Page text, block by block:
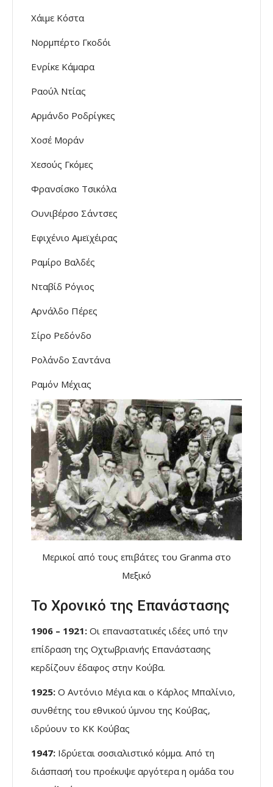
Χάιμε Κόστα
Νορμπέρτο Γκοδόι
Ενρίκε Κάμαρα
Ραούλ Ντίας
Αρμάνδο Ροδρίγκες
Χοσέ Μοράν
Χεσούς Γκόμες
Φρανσίσκο Τσικόλα
Ουνιβέρσο Σάντσες
Εφιχένιο Αμεϊχέιρας
Ραμίρο Βαλδές
Νταβίδ Ρόγιος
Αρνάλδο Πέρες
Σίρο Ρεδόνδο
Ρολάνδο Σαντάνα
Ραμόν Μέχιας
Μερικοί από τους επιβάτες του Granma στο
Μεξικό
Το Χρονικό της Επανάστασης
1906 – 1921: Οι επαναστατικές ιδέες υπό την
επίδραση της Οχτωβριανής Επανάστασης
κερδίζουν έδαφος στην Κούβα.
1925: Ο Αντόνιο Μέγια και ο Κάρλος Μπαλίνιο,
συνθέτης του εθνικού ύμνου της Κούβας,
ιδρύουν το ΚΚ Κούβας
1947: Ιδρύεται σοσιαλιστικό κόμμα. Από τη
διάσπασή του προέκυψε αργότερα η ομάδα του